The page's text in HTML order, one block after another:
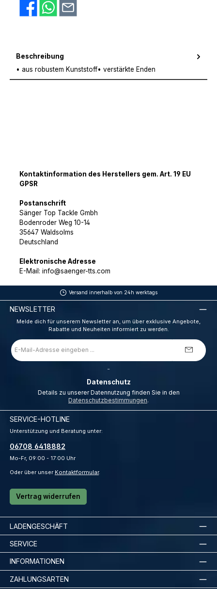
Beschreibung
• aus robustem Kunststoff• verstärkte Enden
Kontaktinformation des Herstellers gem. Art. 19 EU
GPSR
Postanschrift
Sänger Top Tackle Gmbh
Bodenroder Weg 10-14
35647 Waldsolms
Deutschland
Elektronische Adresse
E-Mail: info@saenger-tts.com
Versand innerhalb von 24h werktags
NEWSLETTER
Melde dich für unserem Newsletter an, um über exklusive Angebote,
Rabatte und Neuheiten informiert zu werden.
E-
Mail-
Adresse
Datenschutz
Datenschutzbestimmungen.
SERVICE-HOTLINE
Unterstützung und Beratung unter:
06708 6418882
Mo-Fr, 09:00 - 17:00 Uhr
Oder über unser Kontaktformular.
Vertrag widerrufen
LADENGESCHÄFT
SERVICE
INFORMATIONEN
ZAHLUNGSARTEN